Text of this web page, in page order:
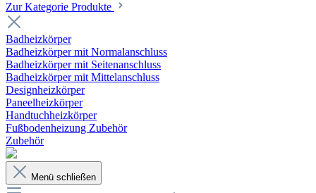
Zur Kategorie Produkte
Badheizkörper
Badheizkörper mit Normalanschluss
Badheizkörper mit Seitenanschluss
Badheizkörper mit Mittelanschluss
Designheizkörper
Paneelheizkörper
Handtuchheizkörper
Fußbodenheizung Zubehör
Zubehör
Menü schließen